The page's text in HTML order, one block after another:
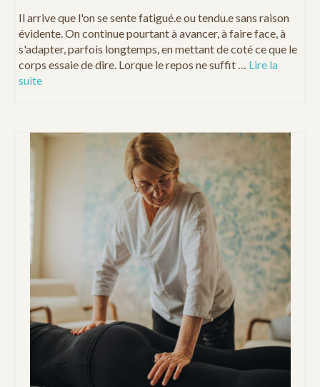
Il arrive que l'on se sente fatigué.e ou tendu.e sans raison
évidente. On continue pourtant à avancer, à faire face, à
s'adapter, parfois longtemps, en mettant de coté ce que le
corps essaie de dire. Lorque le repos ne suffit … Lire la
suite